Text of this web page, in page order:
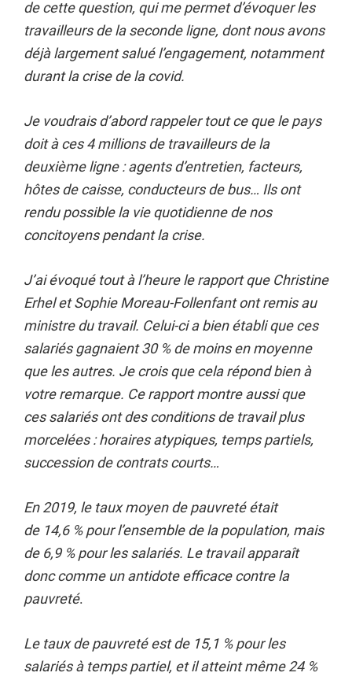
de cette question, qui me permet d’évoquer les
travailleurs de la seconde ligne, dont nous avons
déjà largement salué l’engagement, notamment
durant la crise de la covid.
Je voudrais d’abord rappeler tout ce que le pays
doit à ces 4 millions de travailleurs de la
deuxième ligne : agents d’entretien, facteurs,
hôtes de caisse, conducteurs de bus… Ils ont
rendu possible la vie quotidienne de nos
concitoyens pendant la crise.
J’ai évoqué tout à l’heure le rapport que Christine
Erhel et Sophie Moreau-Follenfant ont remis au
ministre du travail. Celui-ci a bien établi que ces
salariés gagnaient 30 % de moins en moyenne
que les autres. Je crois que cela répond bien à
votre remarque. Ce rapport montre aussi que
ces salariés ont des conditions de travail plus
morcelées : horaires atypiques, temps partiels,
succession de contrats courts…
En 2019, le taux moyen de pauvreté était
de 14,6 % pour l’ensemble de la population, mais
de 6,9 % pour les salariés. Le travail apparaît
donc comme un antidote efficace contre la
pauvreté.
Le taux de pauvreté est de 15,1 % pour les
salariés à temps partiel, et il atteint même 24 %